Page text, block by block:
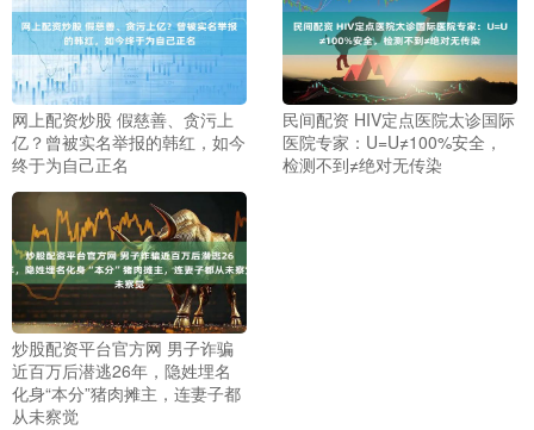
网上配资炒股 假慈善、贪污上
亿？曾被实名举报的韩红，如今
终于为自己正名
民间配资 HIV定点医院太诊国际
医院专家：U=U≠100%安全，
检测不到≠绝对无传染
炒股配资平台官方网 男子诈骗
近百万后潜逃26年，隐姓埋名
化身“本分”猪肉摊主，连妻子都
从未察觉